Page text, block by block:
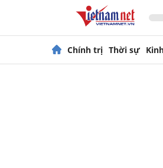
Chính trị Thời sự